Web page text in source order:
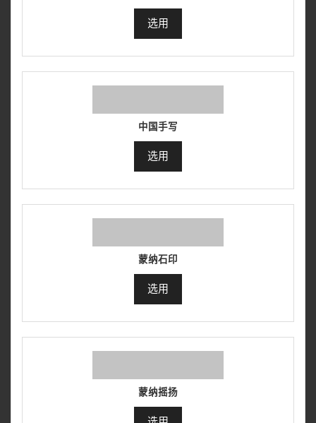
选用
中国手写
选用
蒙纳石印
选用
蒙纳摇扬